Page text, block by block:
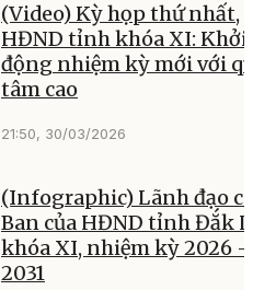
(Video) Kỳ họp thứ nhất,
HĐND tỉnh khóa XI: Khởi
động nhiệm kỳ mới với
tâm cao
21:50, 30/03/2026
(Infographic) Lãnh đạo
Ban của HĐND tỉnh Đắk
khóa XI, nhiệm kỳ 2026 -
2031